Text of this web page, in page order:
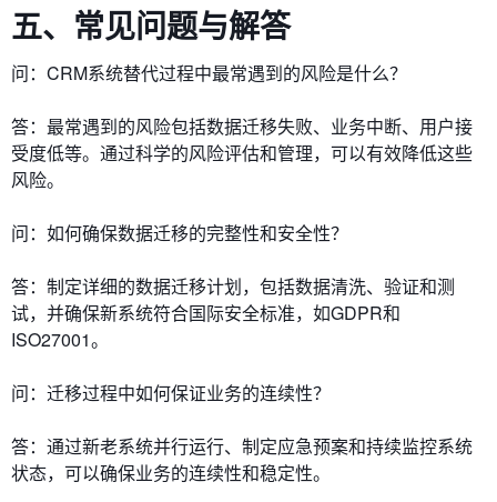
五、常见问题与解答
问：CRM系统替代过程中最常遇到的风险是什么？
答：最常遇到的风险包括数据迁移失败、业务中断、用户接
受度低等。通过科学的风险评估和管理，可以有效降低这些
风险。
问：如何确保数据迁移的完整性和安全性？
答：制定详细的数据迁移计划，包括数据清洗、验证和测
试，并确保新系统符合国际安全标准，如GDPR和
ISO27001。
问：迁移过程中如何保证业务的连续性？
答：通过新老系统并行运行、制定应急预案和持续监控系统
状态，可以确保业务的连续性和稳定性。